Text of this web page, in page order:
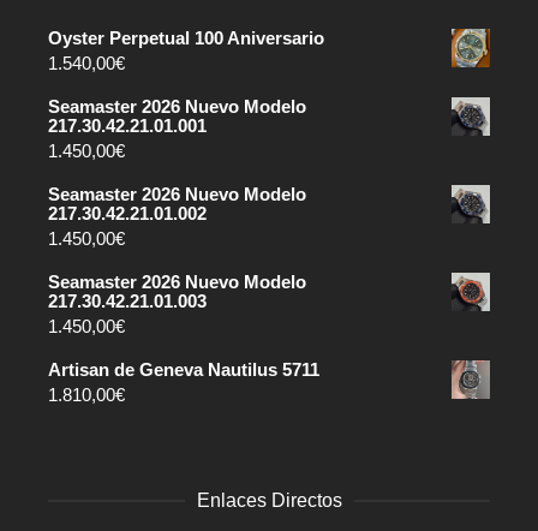
Oyster Perpetual 100 Aniversario
1.540,00€
Seamaster 2026 Nuevo Modelo
217.30.42.21.01.001
1.450,00€
Seamaster 2026 Nuevo Modelo
217.30.42.21.01.002
1.450,00€
Seamaster 2026 Nuevo Modelo
217.30.42.21.01.003
1.450,00€
Artisan de Geneva Nautilus 5711
1.810,00€
Enlaces Directos